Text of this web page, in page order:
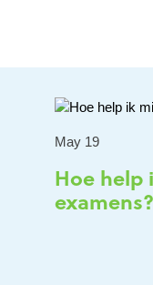
May 19
Hoe help
examens?